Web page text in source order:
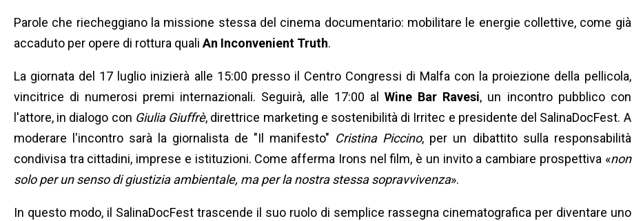
Parole che riecheggiano la missione stessa del cinema documentario: mobilitare le energie collettive, come già
accaduto per opere di rottura qualiAn Inconvenient Truth.
La giornata del 17 luglio inizierà alle 15:00 presso il Centro Congressi di Malfa con la proiezione della pellicola,
vincitrice di numerosi premi internazionali. Seguirà, alle 17:00 alWine Bar Ravesi, un incontro pubblico con
l'attore, in dialogo con Giulia Giuffrè, direttrice marketing e sostenibilità di Irritec e presidente del SalinaDocFest. A
moderare l'incontro sarà la giornalista de "Il manifesto" Cristina Piccino, per un dibattito sulla responsabilità
condivisa tra cittadini, imprese e istituzioni. Come afferma Irons nel film, è un invito a cambiare prospettiva «non
solo per un senso di giustizia ambientale, ma per la nostra stessa sopravvivenza».
In questo modo, il SalinaDocFest trascende il suo ruolo di semplice rassegna cinematografica per diventare uno